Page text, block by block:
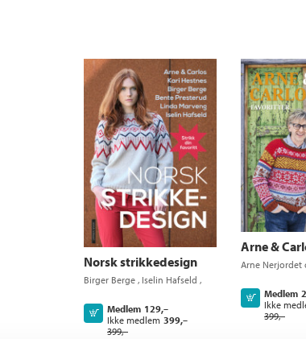
Norsk strikkedesign
Birger Berge , Iselin Hafseld ,
Arne Nerjordet ,Bente
PresterudogCarlos Zachrison
Medlem 129,–
Ikke medlem 399,–
399,–
Kjøp
Arne &
Arne Nerjordet
Medlem
Ikke
399,–
Kjøp